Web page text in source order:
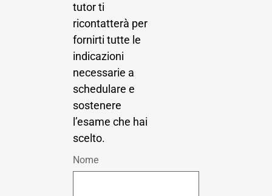
tutor ti
ricontatterà per
fornirti tutte le
indicazioni
necessarie a
schedulare e
sostenere
l’esame che hai
scelto.
Nome